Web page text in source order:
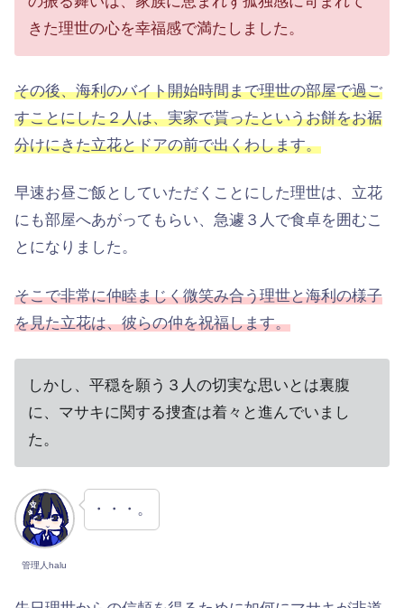
きた理世の心を幸福感で満たしました。
その後、海利のバイト開始時間まで理世の部屋で過ご
すことにした２人は、実家で貰ったというお餅をお裾
分けにきた立花とドアの前で出くわします。
早速お昼ご飯としていただくことにした理世は、立花
にも部屋へあがってもらい、急遽３人で食卓を囲むこ
とになりました。
そこで非常に仲睦まじく微笑み合う理世と海利の様子
を見た立花は、彼らの仲を祝福します。
しかし、平穏を願う３人の切実な思いとは裏腹
に、マサキに関する捜査は着々と進んでいまし
た。
管理人halu
・・・。